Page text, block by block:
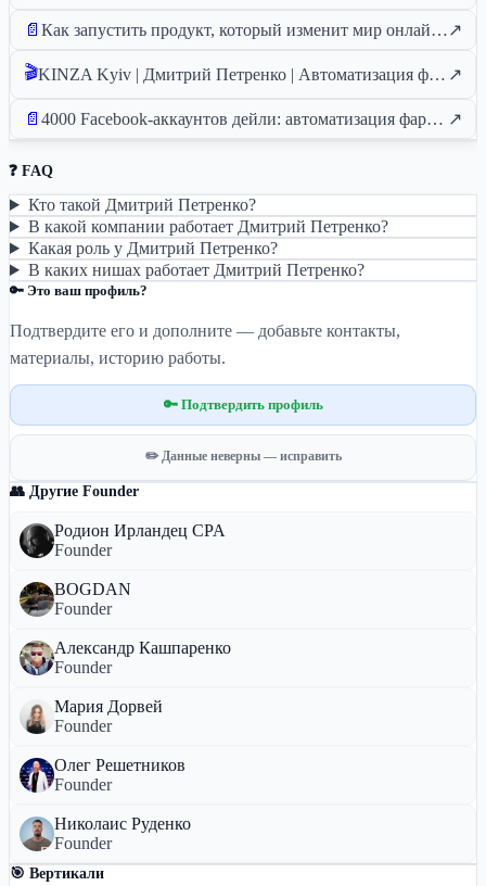
📄 Как запустить продукт, который изменит мир онлайн-маркетинга: История Дмитрия Петренко↗
🎬 KINZA Kyiv | Дмитрий Петренко | Автоматизация фарминга FB-акков. ↗
📄 4000 Facebook-аккаунтов дейли: автоматизация фарминга — доклад Дмитрия Петренко с KINZA Kyiv ↗
❓ FAQ
Кто такой Дмитрий Петренко?
В какой компании работает Дмитрий Петренко?
Какая роль у Дмитрий Петренко?
В каких нишах работает Дмитрий Петренко?
🔑 Это ваш профиль?
Подтвердите его и дополните — добавьте контакты,
материалы, историю работы.
🔑 Подтвердить профиль
✏️ Данные неверны — исправить
👥 Другие Founder
Родион Ирландец CPA
Founder
BOGDAN
Founder
Александр Кашпаренко
Founder
Мария Дорвей
Founder
Олег Решетников
Founder
Николаис Руденко
Founder
🎯 Вертикали